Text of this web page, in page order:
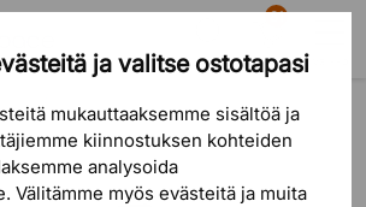
ja valitse ostotapasi
mukauttaaksemme sisältöä ja
kiinnostuksen kohteiden
analysoida
Välitämme myös evästeitä ja muita
Etsi
81
Ostoskori